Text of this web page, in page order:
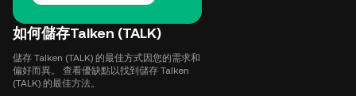
如何儲存Talken (TALK)
儲存 Talken (TALK) 的最佳方式因您的需求和
偏好而異。 查看優缺點以找到儲存 Talken
(TALK) 的最佳方法。